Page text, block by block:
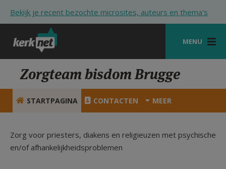
Bekijk je recent bezochte microsites, auteurs en thema's
MENU
STARTPAGINA
VIERINGEN
SHOP
ZOEKEN
Zorgteam bisdom Brugge
STARTPAGINA CONTACTEN MEER
Zorg voor priesters, diakens en religieuzen met psychische
en/of afhankelijkheidsproblemen